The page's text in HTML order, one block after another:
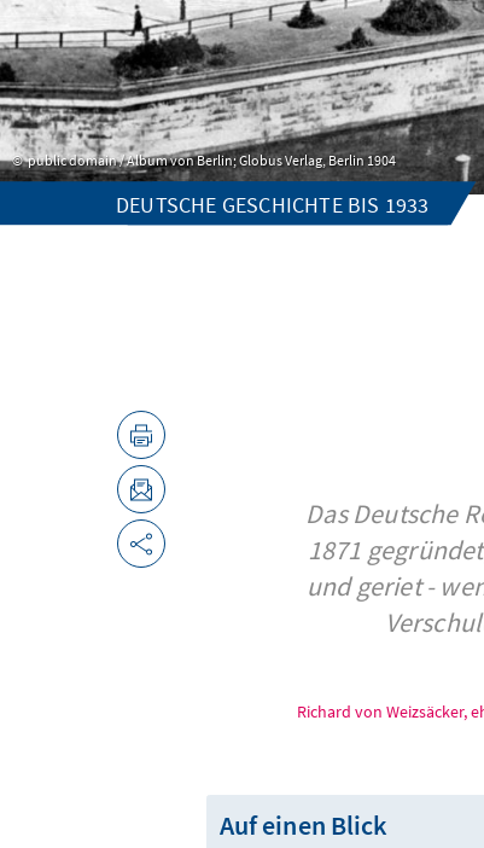
public domain / Album von Berlin; Globus Verlag, Berlin 1904
DEUTSCHE GESCHICHTE BIS 1933
Das Deutsche
1871
und geriet -
Richard von Weizsäcker,
Auf einen Blick